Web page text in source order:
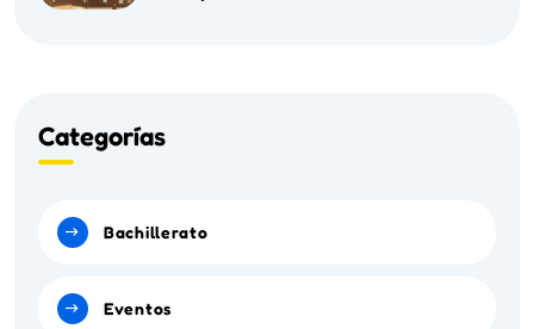
Categorías
Bachillerato
Eventos